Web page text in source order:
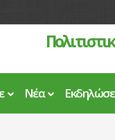
Νέα